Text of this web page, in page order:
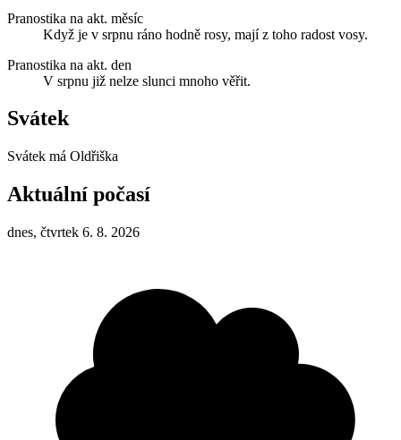
Pranostika na akt. měsíc
Když je v srpnu ráno hodně rosy, mají z toho radost vosy.
Pranostika na akt. den
V srpnu již nelze slunci mnoho věřit.
Svátek
Svátek má Oldřiška
Aktuální počasí
dnes, čtvrtek 6. 8. 2026